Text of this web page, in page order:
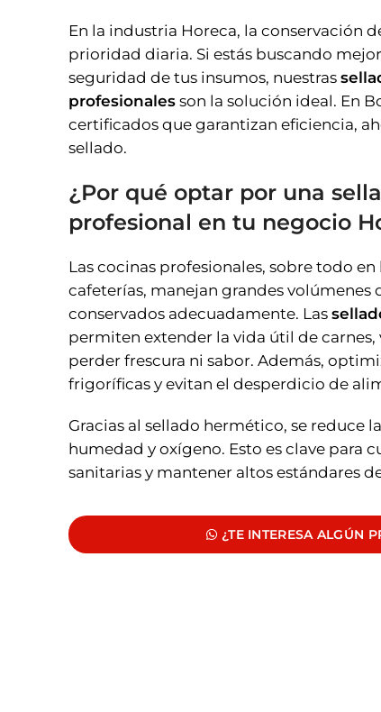
En la industria Horeca, la conservación
prioridad diaria. Si estás buscando
seguridad de tus insumos, nuestras
profesionales son la solución ideal. En
certificados que garantizan eficiencia,
sellado.
¿Por qué optar por una
profesional en tu negocio
Las cocinas profesionales, sobre todo
cafeterías, manejan grandes volúmenes
conservados adecuadamente. Las
permiten extender la vida útil de carnes,
perder frescura ni sabor. Además,
frigoríficas y evitan el desperdicio de
Gracias al sellado hermético, se reduce
humedad y oxígeno. Esto es clave para
sanitarias y mantener altos estándares
¿TE INTERESA ALGÚN